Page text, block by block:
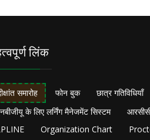
लिंक
समारोह फोन बुक छात्र गतिविधियाँ
के लिए लर्निंग मैनेजमेंट सिस्टम
Organization Chart